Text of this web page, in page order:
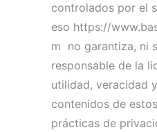
controlados por el
eso https://
m no garantiza, ni
responsable de la
utilidad, veracidad
contenidos de
prácticas de